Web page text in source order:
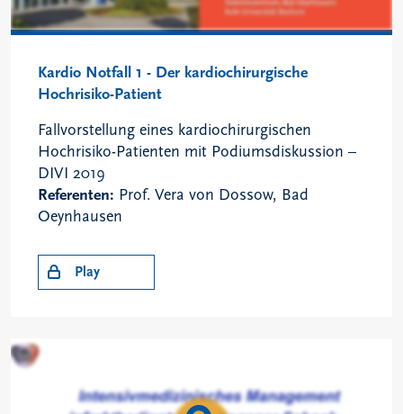
Kardio Notfall 1 - Der kardiochirurgische
Hochrisiko-Patient
Fallvorstellung eines kardiochirurgischen
Hochrisiko-Patienten mit Podiumsdiskussion –
DIVI 2019
Referenten: Prof. Vera von Dossow, Bad
Oeynhausen
Play